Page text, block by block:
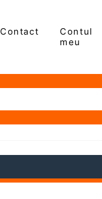
Contact
Contul
meu